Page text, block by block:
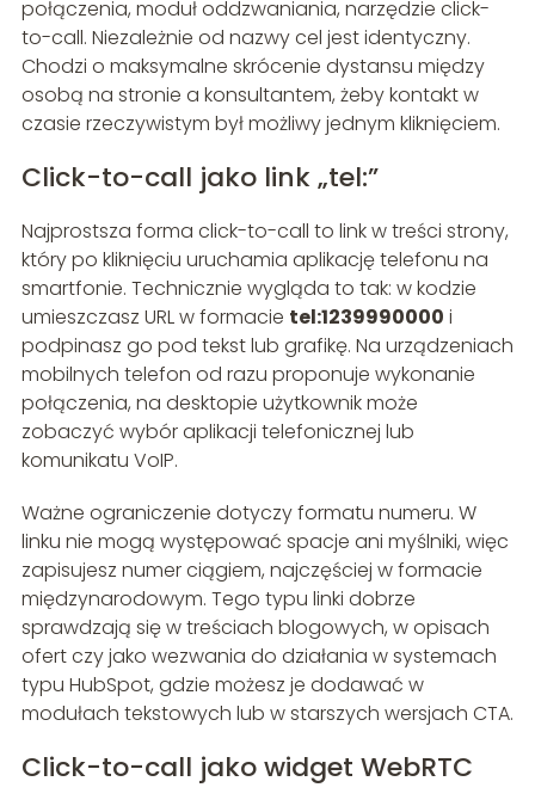
połączenia, moduł oddzwaniania, narzędzie click-
to-call. Niezależnie od nazwy cel jest identyczny.
Chodzi o maksymalne skrócenie dystansu między
osobą na stronie a konsultantem, żeby kontakt w
czasie rzeczywistym był możliwy jednym kliknięciem.
Click-to-call jako link „tel:”
Najprostsza forma click-to-call to link w treści strony,
który po kliknięciu uruchamia aplikację telefonu na
smartfonie. Technicznie wygląda to tak: w kodzie
umieszczasz URL w formacie tel:1239990000 i
podpinasz go pod tekst lub grafikę. Na urządzeniach
mobilnych telefon od razu proponuje wykonanie
połączenia, na desktopie użytkownik może
zobaczyć wybór aplikacji telefonicznej lub
komunikatu VoIP.
Ważne ograniczenie dotyczy formatu numeru. W
linku nie mogą występować spacje ani myślniki, więc
zapisujesz numer ciągiem, najczęściej w formacie
międzynarodowym. Tego typu linki dobrze
sprawdzają się w treściach blogowych, w opisach
ofert czy jako wezwania do działania w systemach
typu HubSpot, gdzie możesz je dodawać w
modułach tekstowych lub w starszych wersjach CTA.
Click-to-call jako widget WebRTC